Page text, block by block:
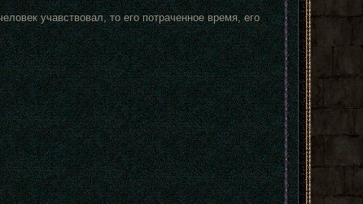
учавствовал, то его потраченное время, его